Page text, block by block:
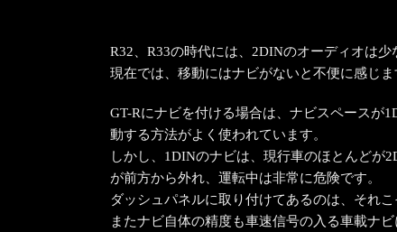
R32、R33の時代には、2DINのオーディオは少
現在では、移動にはナビがないと不便に感じ
GT-Rにナビを付ける場合は、ナビスペースが
動する方法がよく使われています。
しかし、1DINのナビは、現行車のほとんどが
が前方から外れ、運転中は非常に危険です。
ダッシュパネルに取り付けてあるのは、それこ
またナビ自体の精度も車速信号の入る車載ナビ